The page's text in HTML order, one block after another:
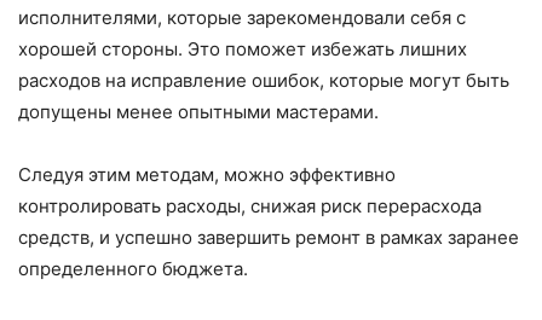
исполнителями, которые зарекомендовали себя с
хорошей стороны. Это поможет избежать лишних
расходов на исправление ошибок, которые могут быть
допущены менее опытными мастерами.
Следуя этим методам, можно эффективно
контролировать расходы, снижая риск перерасхода
средств, и успешно завершить ремонт в рамках заранее
определенного бюджета.